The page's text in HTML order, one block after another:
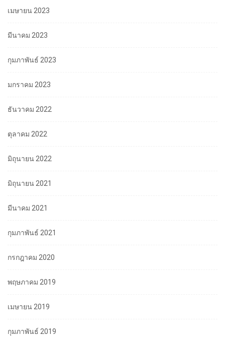
เมษายน 2023
มีนาคม 2023
กุมภาพันธ์ 2023
มกราคม 2023
ธันวาคม 2022
ตุลาคม 2022
มิถุนายน 2022
มิถุนายน 2021
มีนาคม 2021
กุมภาพันธ์ 2021
กรกฎาคม 2020
พฤษภาคม 2019
เมษายน 2019
กุมภาพันธ์ 2019